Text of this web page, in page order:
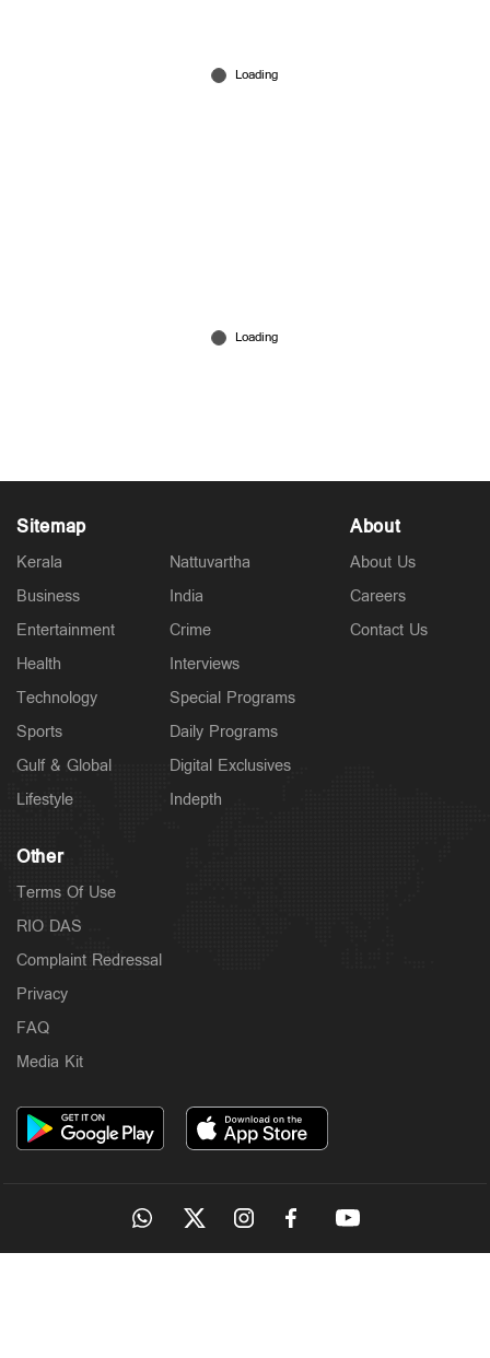
റീബില്‍ഡ് കേരള കണ്ടവരുണ്ടോ?; കടലില്‍
Sitemap
Kerala
Business
Entertainment
Health
Technology
Sports
Gulf & Global
Lifestyle
Nattuvartha
India
Crime
Interviews
Special Programs
Daily Programs
Digital Exclusives
Indepth
About
About Us
Careers
Contact Us
Other
Terms Of Use
RIO DAS
Complaint Redressal
Privacy
FAQ
Media Kit